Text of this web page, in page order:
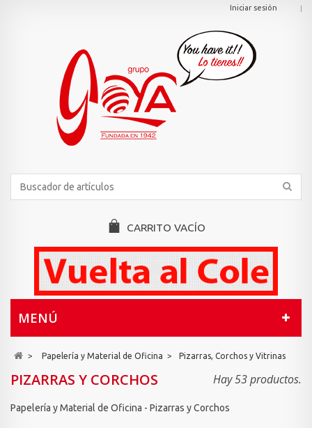
Iniciar sesión
CARRITO VACÍO
MENÚ
> Papelería y Material de Oficina > Pizarras, Corchos y Vitrinas
PIZARRAS Y CORCHOS Hay 53 productos.
Papelería y Material de Oficina - Pizarras y Corchos